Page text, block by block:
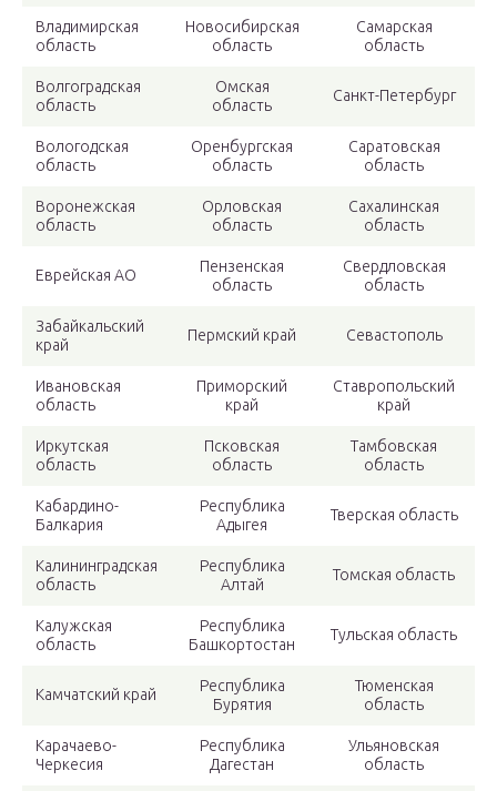
Владимирская
область
Новосибирская
область
Самарская
область
Волгоградская
область
Омская
область
Санкт-Петербург
Вологодская
область
Оренбургская
область
Саратовская
область
Воронежская
область
Орловская
область
Сахалинская
область
Еврейская АО
Пензенская
область
Свердловская
область
Забайкальский
край
Пермский край Севастополь
Ивановская
область
Приморский
край
Ставропольский
край
Иркутская
область
Псковская
область
Тамбовская
область
Кабардино-
Балкария
Республика
Адыгея
Тверская область
Калининградская
область
Республика
Алтай
Томская область
Калужская
область
Республика
Башкортостан
Тульская область
Камчатский край
Республика
Бурятия
Тюменская
область
Карачаево-
Черкесия
Республика
Дагестан
Ульяновская
область